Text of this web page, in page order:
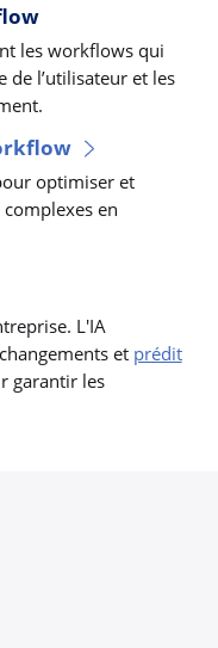
les workflows qui
de l’utilisateur et les
optimiser et
en
L'IA
et prédit
garantir les